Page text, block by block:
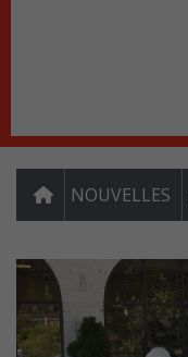
NOUVELLES